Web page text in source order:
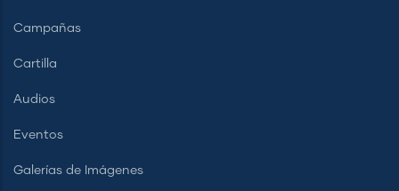
Campañas
Cartilla
Audios
Eventos
Galerías de Imágenes